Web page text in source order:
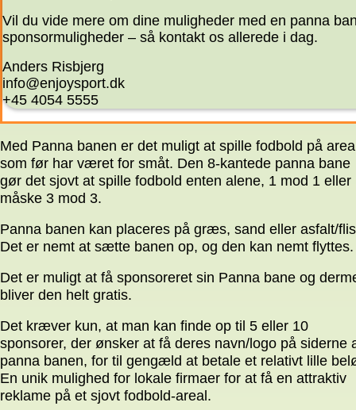
Vil du vide mere om dine muligheder med en panna
sponsormuligheder – så kontakt os allerede i dag.
Anders Risbjerg
info@enjoysport.dk
+45 4054 5555
Med Panna banen er det muligt at spille fodbold på
som før har været for småt. Den 8-kantede panna bane
gør det sjovt at spille fodbold enten alene, 1 mod 1 eller
måske 3 mod 3.
Panna banen kan placeres på græs, sand eller asfalt/
Det er nemt at sætte banen op, og den kan nemt flyttes.
Det er muligt at få sponsoreret sin Panna bane og
bliver den helt gratis.
Det kræver kun, at man kan finde op til 5 eller 10
sponsorer, der ønsker at få deres navn/logo på siderne
panna banen, for til gengæld at betale et relativt lille
En unik mulighed for lokale firmaer for at få en attraktiv
reklame på et sjovt fodbold-areal.